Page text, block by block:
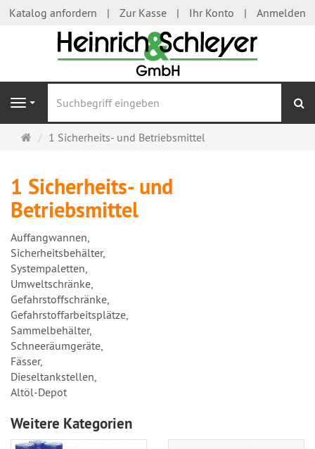
Katalog anfordern Zur Kasse Ihr Konto Anmelden
Navigation
Startseite
1 Sicherheits- und Betriebsmittel
1 Sicherheits- und
Betriebsmittel
Auffangwannen,
Sicherheitsbehälter,
Systempaletten,
Umweltschränke,
Gefahrstoffschränke,
Gefahrstoffarbeitsplätze,
Sammelbehälter,
Schneeräumgeräte,
Fässer,
Dieseltankstellen,
Altöl-Depot
Weitere Kategorien